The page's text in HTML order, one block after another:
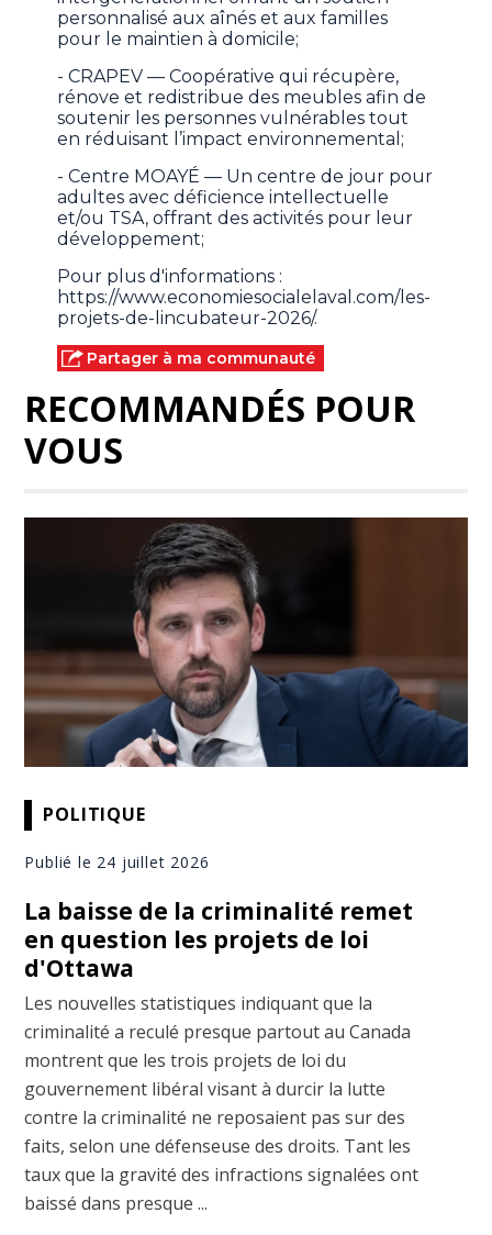
personnalisé aux aînés et aux familles
pour le maintien à domicile;
- CRAPEV — Coopérative qui récupère,
rénove et redistribue des meubles afin de
soutenir les personnes vulnérables tout
en réduisant l’impact environnemental;
- Centre MOAYÉ — Un centre de jour pour
adultes avec déficience intellectuelle
et/ou TSA, offrant des activités pour leur
développement;
Pour plus d'informations :
https://www.economiesocialelaval.com/les-
projets-de-lincubateur-2026/.
Partager à ma communauté
RECOMMANDÉS POUR
VOUS
POLITIQUE
Publié le 24 juillet 2026
La baisse de la criminalité remet
en question les projets de loi
d'Ottawa
Les nouvelles statistiques indiquant que la
criminalité a reculé presque partout au Canada
montrent que les trois projets de loi du
gouvernement libéral visant à durcir la lutte
contre la criminalité ne reposaient pas sur des
faits, selon une défenseuse des droits. Tant les
taux que la gravité des infractions signalées ont
baissé dans presque ...